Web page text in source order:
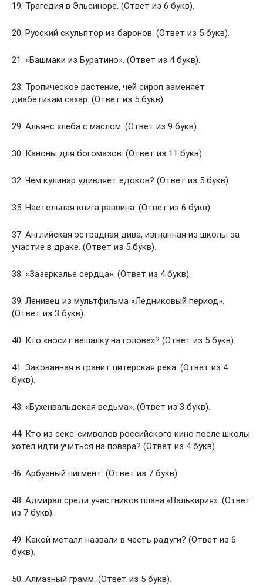
19. Трагедия в Эльсиноре. (Ответ из 6 букв).
20. Русский скульптор из баронов. (Ответ из 5 букв).
21. «Башмаки из Буратино». (Ответ из 4 букв).
23. Тропическое растение, чей сироп заменяет
диабетикам сахар. (Ответ из 5 букв).
29. Альянс хлеба с маслом. (Ответ из 9 букв).
30. Каноны для богомазов. (Ответ из 11 букв).
32. Чем кулинар удивляет едоков? (Ответ из 5 букв).
35. Настольная книга раввина. (Ответ из 6 букв).
37. Английская эстрадная дива, изгнанная из школы за
участие в драке. (Ответ из 5 букв).
38. «Зазеркалье сердца». (Ответ из 4 букв).
39. Ленивец из мультфильма «Ледниковый период».
(Ответ из 3 букв).
40. Кто «носит вешалку на голове»? (Ответ из 5 букв).
41. Закованная в гранит питерская река. (Ответ из 4
букв).
43. «Бухенвальдская ведьма». (Ответ из 3 букв).
44. Кто из секс-символов российского кино после школы
хотел идти учиться на повара? (Ответ из 4 букв).
46. Арбузный пигмент. (Ответ из 7 букв).
48. Адмирал среди участников плана «Валькирия». (Ответ
из 7 букв).
49. Какой металл назвали в честь радуги? (Ответ из 6
букв).
50. Алмазный грамм. (Ответ из 5 букв).